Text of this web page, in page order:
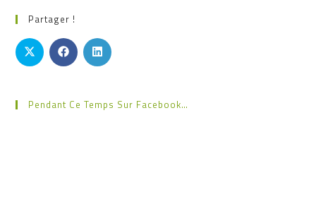
Partager !
Pendant Ce Temps Sur Facebook…